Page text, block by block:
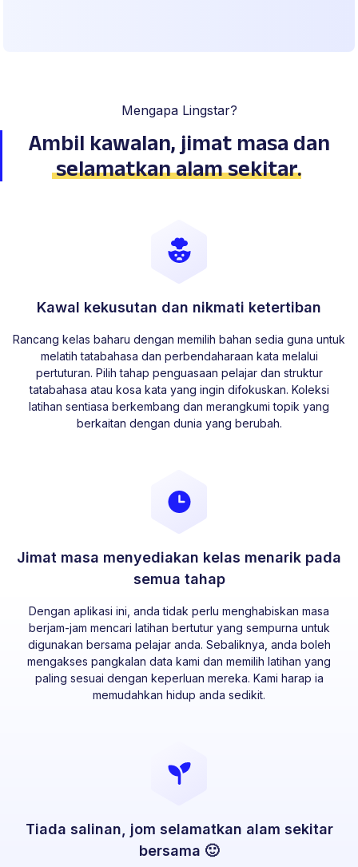
Mengapa Lingstar?
Ambil kawalan, jimat masa dan
selamatkan alam sekitar.
Kawal kekusutan dan nikmati ketertiban
Rancang kelas baharu dengan memilih bahan sedia guna untuk
melatih tatabahasa dan perbendaharaan kata melalui
pertuturan. Pilih tahap penguasaan pelajar dan struktur
tatabahasa atau kosa kata yang ingin difokuskan. Koleksi
latihan sentiasa berkembang dan merangkumi topik yang
berkaitan dengan dunia yang berubah.
Jimat masa menyediakan kelas menarik pada
semua tahap
Dengan aplikasi ini, anda tidak perlu menghabiskan masa
berjam-jam mencari latihan bertutur yang sempurna untuk
digunakan bersama pelajar anda. Sebaliknya, anda boleh
mengakses pangkalan data kami dan memilih latihan yang
paling sesuai dengan keperluan mereka. Kami harap ia
memudahkan hidup anda sedikit.
Tiada salinan, jom selamatkan alam sekitar
bersama 🙂